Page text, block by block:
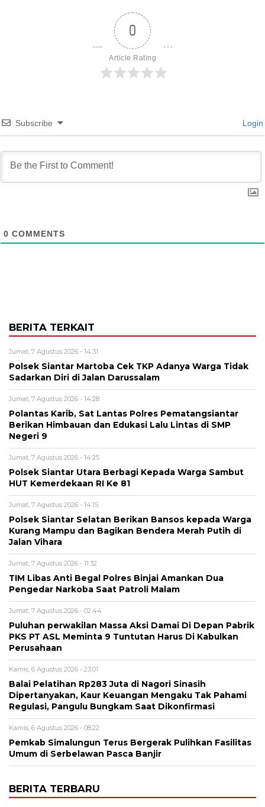
0
Article Rating
Subscribe Login
0 COMMENTS
BERITA TERKAIT
Jumat, 7 Agustus 2026 - 14:31
Polsek Siantar Martoba Cek TKP Adanya Warga Tidak
Sadarkan Diri di Jalan Darussalam
Jumat, 7 Agustus 2026 - 14:28
Polantas Karib, Sat Lantas Polres Pematangsiantar
Berikan Himbauan dan Edukasi Lalu Lintas di SMP
Negeri 9
Jumat, 7 Agustus 2026 - 14:25
Polsek Siantar Utara Berbagi Kepada Warga Sambut
HUT Kemerdekaan RI Ke 81
Jumat, 7 Agustus 2026 - 14:15
Polsek Siantar Selatan Berikan Bansos kepada Warga
Kurang Mampu dan Bagikan Bendera Merah Putih di
Jalan Vihara
Jumat, 7 Agustus 2026 - 11:32
TIM Libas Anti Begal Polres Binjai Amankan Dua
Pengedar Narkoba Saat Patroli Malam
Jumat, 7 Agustus 2026 - 02:44
Puluhan perwakilan Massa Aksi Damai Di Depan Pabrik
PKS PT ASL Meminta 9 Tuntutan Harus Di Kabulkan
Perusahaan
Kamis, 6 Agustus 2026 - 23:01
Balai Pelatihan Rp283 Juta di Nagori Sinasih
Dipertanyakan, Kaur Keuangan Mengaku Tak Pahami
Regulasi, Pangulu Bungkam Saat Dikonfirmasi
Kamis, 6 Agustus 2026 - 08:22
Pemkab Simalungun Terus Bergerak Pulihkan Fasilitas
Umum di Serbelawan Pasca Banjir
BERITA TERBARU